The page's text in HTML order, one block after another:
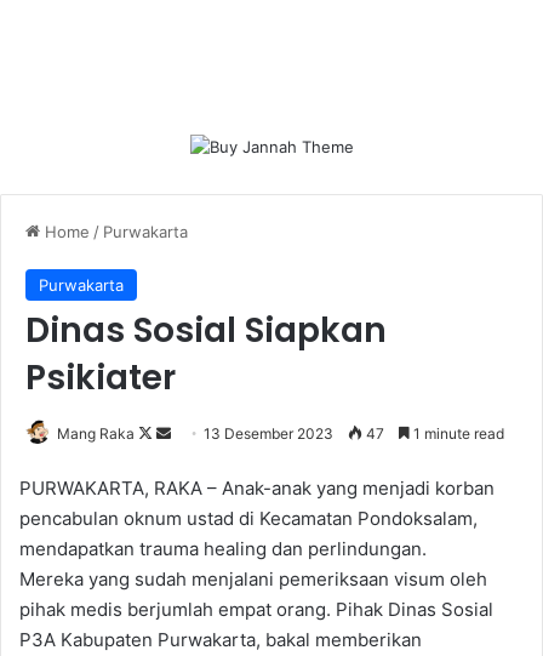
Home / Purwakarta
Purwakarta
Dinas Sosial Siapkan
Psikiater
Mang Raka
Follow
X
Send
email
13 Desember 2023 47 1 minute read
PURWAKARTA, RAKA – Anak-anak yang menjadi korban
pencabulan oknum ustad di Kecamatan Pondoksalam,
mendapatkan trauma healing dan perlindungan.
Mereka yang sudah menjalani pemeriksaan visum oleh
pihak medis berjumlah empat orang. Pihak Dinas Sosial
P3A Kabupaten Purwakarta, bakal memberikan